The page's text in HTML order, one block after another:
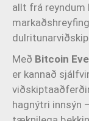
allt frá reyndum
Með Bitcoin
er kannað
hagnýtri innsýn